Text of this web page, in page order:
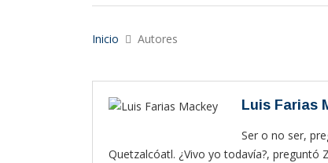
Inicio Autores
Luis Farias
Ser o no ser,
Quetzalcóatl. ¿Vivo yo todavía?, preguntó